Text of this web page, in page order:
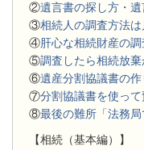
②遺言書の探し方・遺
③相続人の調査方法は
④肝心な相続財産の
⑤調査したら相続放棄
⑥遺産分割協議書の作
⑦分割協議書を使って
⑧最後の難所「法務局
【相続（基本編）】